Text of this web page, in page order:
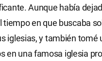
Aunque había
tiempo en que buscaba
iglesias, y también tomé
en una famosa iglesia